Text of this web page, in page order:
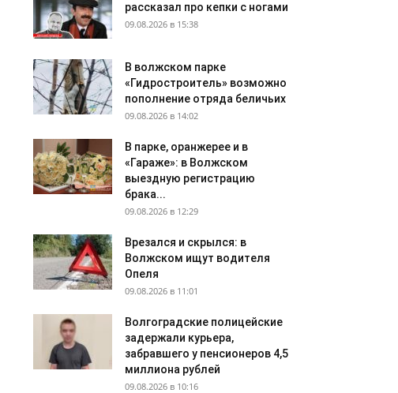
рассказал про кепки с ногами
09.08.2026 в 15:38
В волжском парке
«Гидростроитель» возможно
пополнение отряда беличьих
09.08.2026 в 14:02
В парке, оранжерее и в
«Гараже»: в Волжском
выездную регистрацию
брака...
09.08.2026 в 12:29
Врезался и скрылся: в
Волжском ищут водителя
Опеля
09.08.2026 в 11:01
Волгоградские полицейские
задержали курьера,
забравшего у пенсионеров 4,5
миллиона рублей
09.08.2026 в 10:16